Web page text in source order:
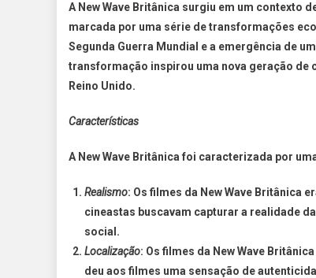
A New Wave Britânica surgiu em um contexto
marcada por uma série de transformações
Segunda Guerra Mundial e a emergência de
transformação inspirou uma nova geração de
Reino Unido.
Características
A New Wave Britânica foi caracterizada por
Realismo: Os filmes da New Wave Britânica
cineastas buscavam capturar a realidade
social.
Localização: Os filmes da New Wave
deu aos filmes uma sensação de